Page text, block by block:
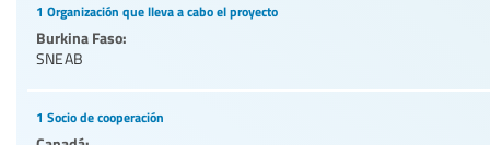
1 Organización que lleva a cabo el proyecto
Burkina Faso:
SNEAB
1 Socio de cooperación